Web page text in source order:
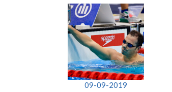
09-09-2019